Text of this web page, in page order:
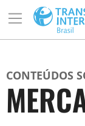
CONTEÚDOS